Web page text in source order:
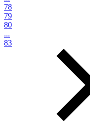
78
79
80
...
83